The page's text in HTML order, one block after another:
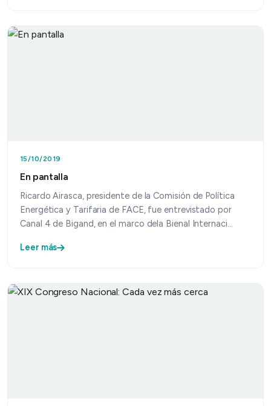
15/10/2019
En pantalla
Ricardo Airasca, presidente de la Comisión de Política
Energética y Tarifaria de FACE, fue entrevistado por
Canal 4 de Bigand, en el marco dela Bienal Internaci…
Leer más